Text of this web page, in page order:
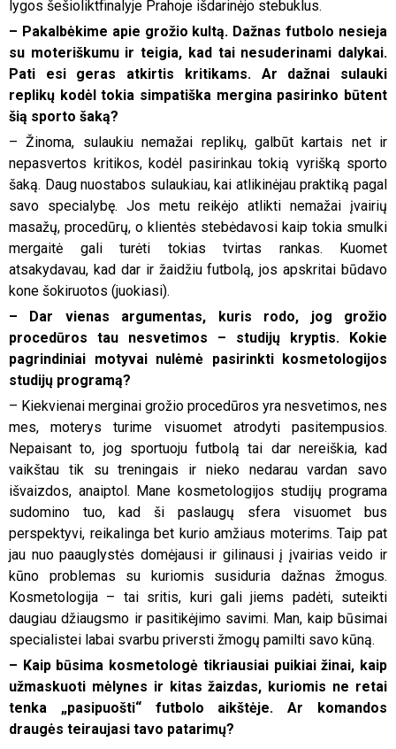
lygos šešioliktfinalyje Prahoje išdarinėjo stebuklus.
– Pakalbėkime apie grožio kultą. Dažnas futbolo nesieja
su moteriškumu ir teigia, kad tai nesuderinami dalykai.
Pati esi geras atkirtis kritikams. Ar dažnai sulauki
replikų kodėl tokia simpatiška mergina pasirinko būtent
šią sporto šaką?
– Žinoma, sulaukiu nemažai replikų, galbūt kartais net ir
nepasvertos kritikos, kodėl pasirinkau tokią vyrišką sporto
šaką. Daug nuostabos sulaukiau, kai atlikinėjau praktiką pagal
savo specialybę. Jos metu reikėjo atlikti nemažai įvairių
masažų, procedūrų, o klientės stebėdavosi kaip tokia smulki
mergaitė gali turėti tokias tvirtas rankas. Kuomet
atsakydavau, kad dar ir žaidžiu futbolą, jos apskritai būdavo
kone šokiruotos (juokiasi).
– Dar vienas argumentas, kuris rodo, jog grožio
procedūros tau nesvetimos – studijų kryptis. Kokie
pagrindiniai motyvai nulėmė pasirinkti kosmetologijos
studijų programą?
– Kiekvienai merginai grožio procedūros yra nesvetimos, nes
mes, moterys turime visuomet atrodyti pasitempusios.
Nepaisant to, jog sportuoju futbolą tai dar nereiškia, kad
vaikštau tik su treningais ir nieko nedarau vardan savo
išvaizdos, anaiptol. Mane kosmetologijos studijų programa
sudomino tuo, kad ši paslaugų sfera visuomet bus
perspektyvi, reikalinga bet kurio amžiaus moterims. Taip pat
jau nuo paauglystės domėjausi ir gilinausi į įvairias veido ir
kūno problemas su kuriomis susiduria dažnas žmogus.
Kosmetologija – tai sritis, kuri gali jiems padėti, suteikti
daugiau džiaugsmo ir pasitikėjimo savimi. Man, kaip būsimai
specialistei labai svarbu priversti žmogų pamilti savo kūną.
– Kaip būsima kosmetologė tikriausiai puikiai žinai, kaip
užmaskuoti mėlynes ir kitas žaizdas, kuriomis ne retai
tenka „pasipuošti“ futbolo aikštėje. Ar komandos
draugės teiraujasi tavo patarimų?